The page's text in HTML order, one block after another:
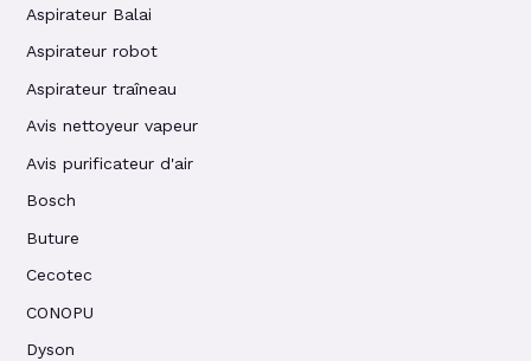
Aspirateur Balai
Aspirateur robot
Aspirateur traîneau
Avis nettoyeur vapeur
Avis purificateur d'air
Bosch
Buture
Cecotec
CONOPU
Dyson